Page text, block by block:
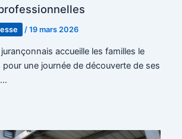
/19 mars 2026
jurançonnais accueille les familles le
pour une journée de découverte de ses